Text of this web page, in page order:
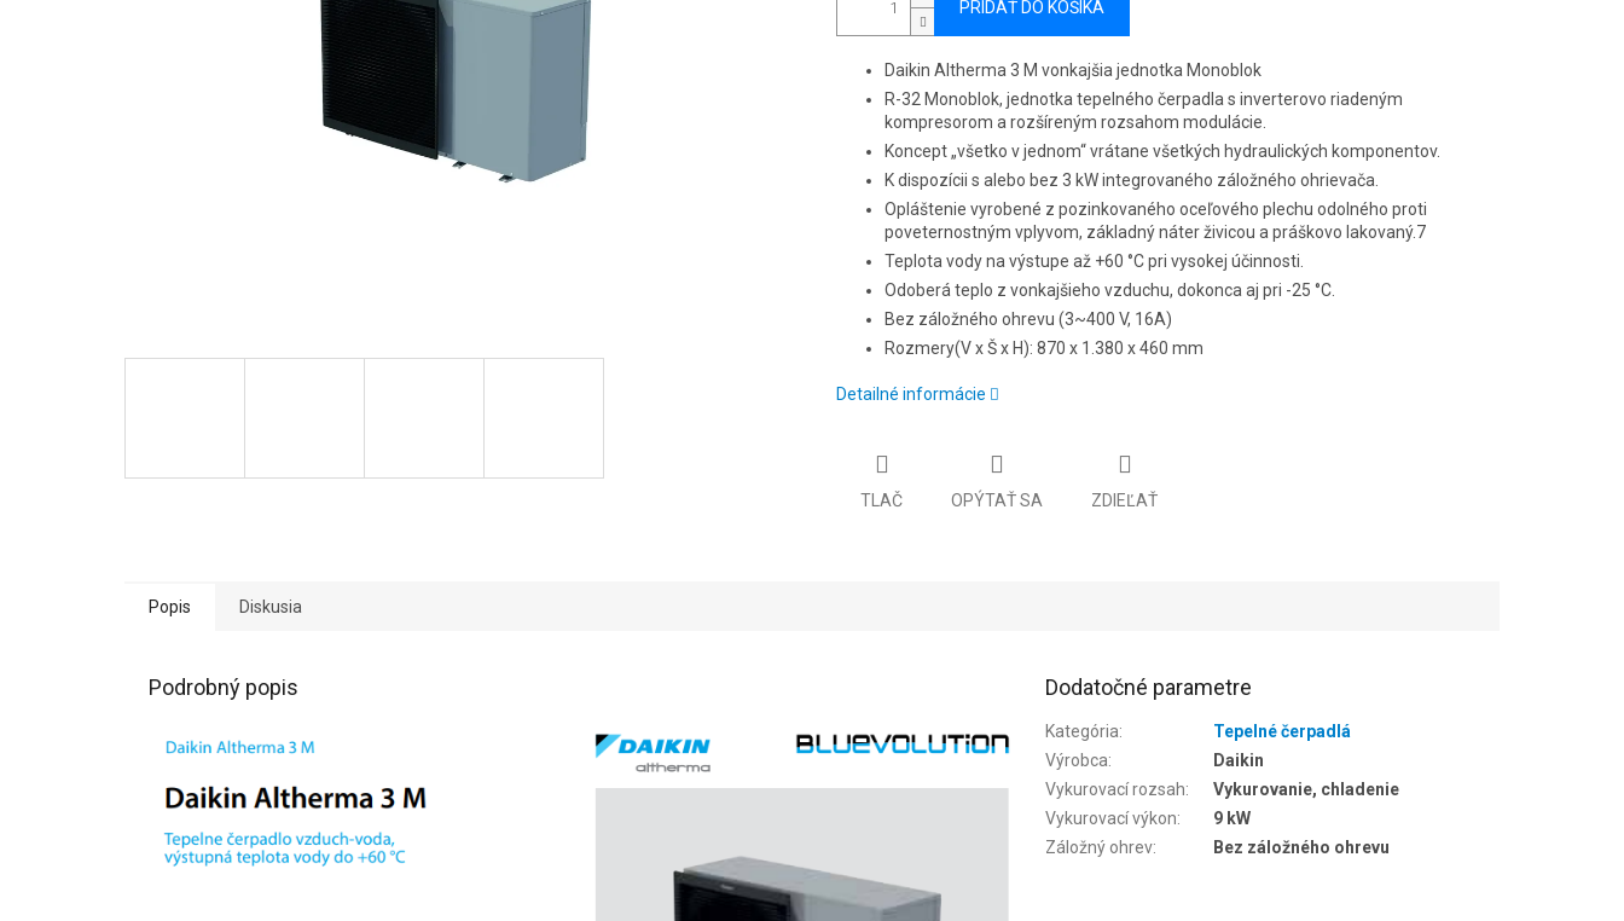
PRIDAŤ DO KOŠÍKA
Daikin Altherma 3 M vonkajšia jednotka Monoblok
R-32 Monoblok, jednotka tepelného čerpadla s inverterovo riadeným
kompresorom a rozšíreným rozsahom modulácie.
Koncept „všetko v jednom“ vrátane všetkých hydraulických komponentov.
K dispozícii s alebo bez 3 kW integrovaného záložného ohrievača.
Opláštenie vyrobené z pozinkovaného oceľového plechu odolného proti
poveternostným vplyvom, základný náter živicou a práškovo lakovaný.7
Teplota vody na výstupe až +60 °C pri vysokej účinnosti.
Odoberá teplo z vonkajšieho vzduchu, dokonca aj pri -25 °C.
Bez záložného ohrevu (3~400 V, 16A)
Rozmery(V x Š x H): 870 x 1.380 x 460 mm
Detailné informácie
TLAČ OPÝTAŤ SA ZDIEĽAŤ
Popis Diskusia
Podrobný popis Dodatočné parametre
Kategória:
Tepelné čerpadlá
Výrobca:
Daikin
Vykurovací rozsah:
Vykurovanie, chladenie
Vykurovací výkon:
9 kW
Záložný ohrev: Bez záložného ohrevu